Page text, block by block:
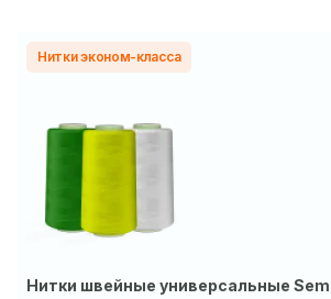
Нитки эконом-класса
Нитки швейные универсальные